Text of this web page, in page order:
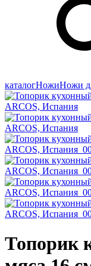
каталогНожиНожи
Топорик